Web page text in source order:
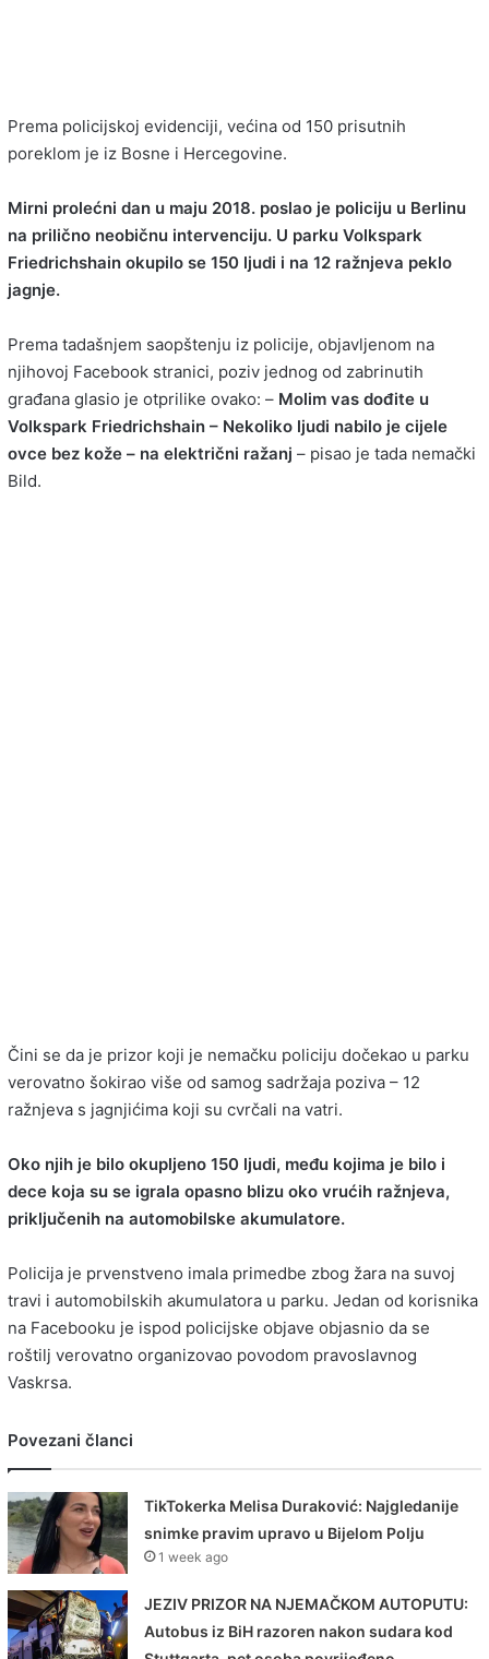
Prema policijskoj evidenciji, većina od 150 prisutnih
poreklom je iz Bosne i Hercegovine.
Mirni prolećni dan u maju 2018. poslao je policiju u Berlinu
na prilično neobičnu intervenciju. U parku Volkspark
Friedrichshain okupilo se 150 ljudi i na 12 ražnjeva peklo
jagnje.
Prema tadašnjem saopštenju iz policije, objavljenom na
njihovoj Facebook stranici, poziv jednog od zabrinutih
građana glasio je otprilike ovako: – Molim vas dođite u
Volkspark Friedrichshain – Nekoliko ljudi nabilo je cijele
ovce bez kože – na električni ražanj – pisao je tada nemački
Bild.
Čini se da je prizor koji je nemačku policiju dočekao u parku
verovatno šokirao više od samog sadržaja poziva – 12
ražnjeva s jagnjićima koji su cvrčali na vatri.
Oko njih je bilo okupljeno 150 ljudi, među kojima je bilo i
dece koja su se igrala opasno blizu oko vrućih ražnjeva,
priključenih na automobilske akumulatore.
Policija je prvenstveno imala primedbe zbog žara na suvoj
travi i automobilskih akumulatora u parku. Jedan od korisnika
na Facebooku je ispod policijske objave objasnio da se
roštilj verovatno organizovao povodom pravoslavnog
Vaskrsa.
Povezani članci
TikTokerka Melisa Duraković: Najgledanije
snimke pravim upravo u Bijelom Polju
1 week ago
JEZIV PRIZOR NA NJEMAČKOM AUTOPUTU:
Autobus iz BiH razoren nakon sudara kod